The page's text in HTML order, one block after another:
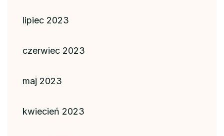
lipiec 2023
czerwiec 2023
maj 2023
kwiecień 2023